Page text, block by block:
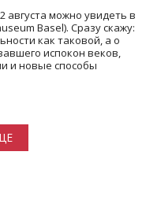
августа можно увидеть в
Basel). Сразу скажу:
как таковой, а о
испокон веков,
и новые способы